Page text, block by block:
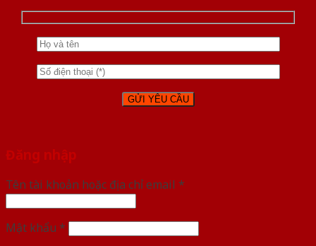
Đăng nhập
Tên tài khoản hoặc địa chỉ email *
Mật khẩu *